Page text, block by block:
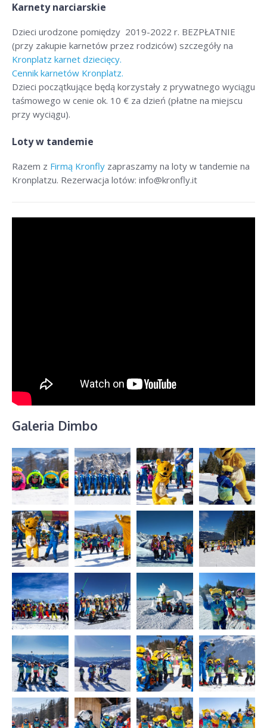
Karnety narciarskie
Dzieci urodzone pomiędzy 2019-2022 r. BEZPŁATNIE
(przy zakupie karnetów przez rodziców) szczegóły na
Kronplatz karnet dziecięcy.
Cennik karnetów Kronplatz.
Dzieci początkujące będą korzystały z prywatnego wyciągu
taśmowego w cenie ok. 10 € za dzień (płatne na miejscu
przy wyciągu).
Loty w tandemie
Razem z Firmą Kronfly zapraszamy na loty w tandemie na
Kronplatzu. Rezerwacja lotów: info@kronfly.it
Galeria Dimbo